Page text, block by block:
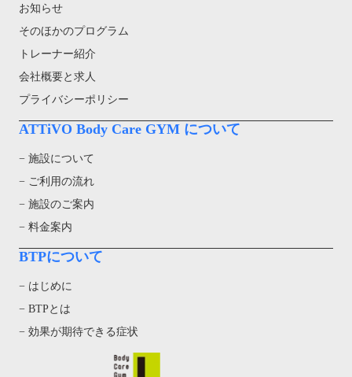
お知らせ
そのほかのプログラム
トレーナー紹介
会社概要と求人
プライバシーポリシー
ATTiVO Body Care GYM について
− 施設について
− ご利用の流れ
− 施設のご案内
− 料金案内
BTPについて
− はじめに
− BTPとは
− 効果が期待できる症状